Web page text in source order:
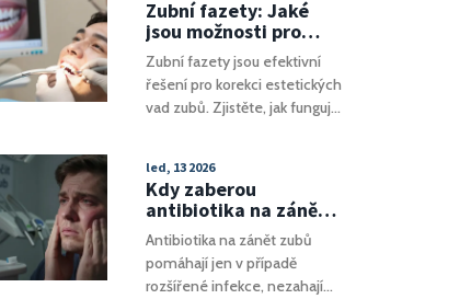
vzorce.
Zubní fazety: Jaké
jsou možnosti pro
zubní vady
Zubní fazety jsou efektivní
řešení pro korekci estetických
vad zubů. Zjistěte, jak fungují
kandidát a jak se o ně správně
starat.
led, 13 2026
Kdy zaberou
antibiotika na zánět
zubů? Všechno, co
potřebujete vědět
Antibiotika na zánět zubů
pomáhají jen v případě
rozšířené infekce, nezahají